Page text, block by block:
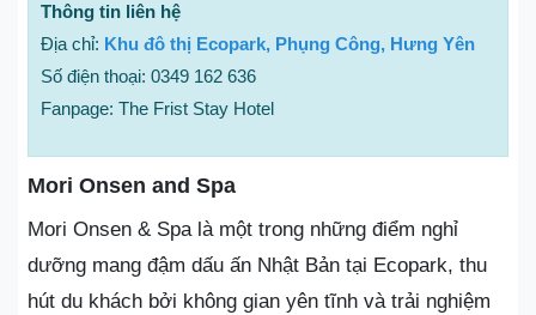
Thông tin liên hệ
Địa chỉ: Khu đô thị Ecopark, Phụng Công, Hưng Yên
Số điện thoại: 0349 162 636
Fanpage: The Frist Stay Hotel
Mori Onsen and Spa
Mori Onsen & Spa là một trong những điểm nghỉ
dưỡng mang đậm dấu ấn Nhật Bản tại Ecopark, thu
hút du khách bởi không gian yên tĩnh và trải nghiệm